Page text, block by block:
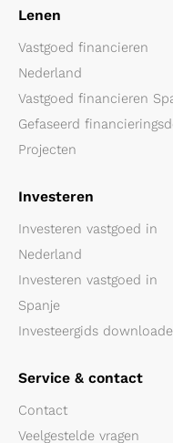
Lenen
Vastgoed financieren
Nederland
Vastgoed financieren
Gefaseerd
Projecten
Investeren
Investeren vastgoed in
Nederland
Investeren vastgoed in
Spanje
Investeergids
Service & contact
Contact
Veelgestelde vragen